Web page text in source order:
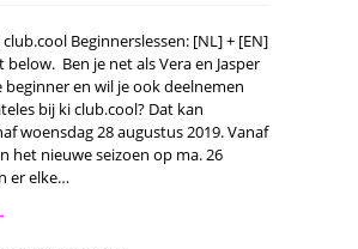
club.cool Beginnerslessen: [NL] + [EN]
below. Ben je net als Vera en Jasper
beginner en wil je ook deelnemen
bij ki club.cool? Dat kan
woensdag 28 augustus 2019. Vanaf
het nieuwe seizoen op ma. 26
er elke…